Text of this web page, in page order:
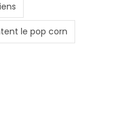
le pop corn